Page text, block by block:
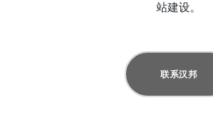
站建设。
联系汉邦